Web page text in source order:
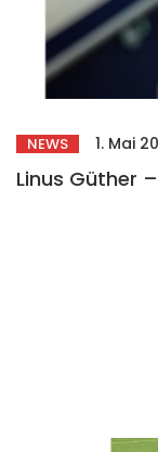
NEWS 1. Mai
Linus Güther